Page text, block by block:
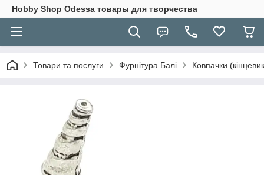
Hobbу Shop Odessa товары для творчества
Товари та послуги Фурнітура Балі Ковпачки